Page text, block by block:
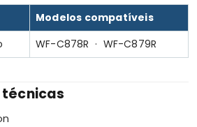
Modelos compatíveis
WF-C878R · WF-C879R
técnicas